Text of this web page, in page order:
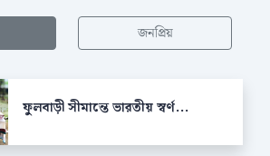
জনপ্রিয়
ফুলবাড়ী সীমান্তে ভারতীয় স্বর্ণ...